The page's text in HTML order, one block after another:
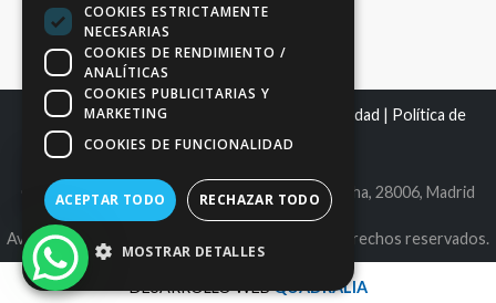
Mapa del sitio|Aviso Legal Política de Privacidad | Política de
Cookies
C.I.F. B86980612 | C/ Maldonado 25, bajo derecha, 28006, Madrid
Avantage Capital EAFN, S.L. © 2026. Todos los derechos reservados.
DESARROLLO WEBQUADRALIA
COOKIES ESTRICTAMENTE
NECESARIAS
COOKIES DE RENDIMIENTO /
ANALÍTICAS
COOKIES PUBLICITARIAS Y
MARKETING
COOKIES DE FUNCIONALIDAD
ACEPTAR TODO RECHAZAR TODO
MOSTRAR DETALLES